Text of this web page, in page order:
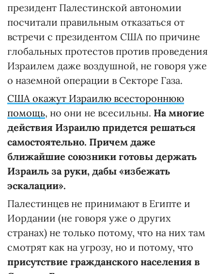
президент Палестинской автономии
посчитали правильным отказаться от
встречи с президентом США по причине
глобальных протестов против проведения
Израилем даже воздушной, не говоря уже
о наземной операции в Секторе Газа.
США окажут Израилю всестороннюю
помощь, но они не всесильны. На многие
действия Израилю придется решаться
самостоятельно. Причем даже
ближайшие союзники готовы держать
Израиль за руки, дабы «избежать
эскалации».
Палестинцев не принимают в Египте и
Иордании (не говоря уже о других
странах) не только потому, что на них там
смотрят как на угрозу, но и потому, что
присутствие гражданского населения в